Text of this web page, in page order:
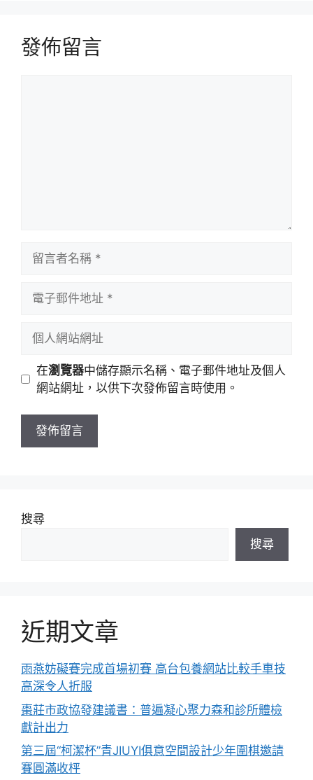
發佈留言
址
站
址
在瀏覽器中儲存顯示名稱、電子郵件地址及個人
網站網址，以供下次發佈留言時使用。
搜尋
搜尋
近期文章
雨燕妨礙賽完成首場初賽 高台包養網站比較手車技
高深令人折服
棗莊市政協發建議書：普遍凝心聚力森和診所體檢
獻計出力
第三屆“柯潔杯”青JIUYI俱意空間設計少年圍棋邀請
賽圓滿收枰